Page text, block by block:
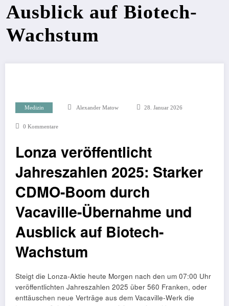
Ausblick auf Biotech-
Wachstum
Medizin Alexander Matow 28. Januar 2026
0 Kommentare
Lonza veröffentlicht
Jahreszahlen 2025: Starker
CDMO-Boom durch
Vacaville-Übernahme und
Ausblick auf Biotech-
Wachstum
Steigt die Lonza-Aktie heute Morgen nach den um 07:00 Uhr
veröffentlichten Jahreszahlen 2025 über 560 Franken, oder
enttäuschen neue Verträge aus dem Vacaville-Werk die